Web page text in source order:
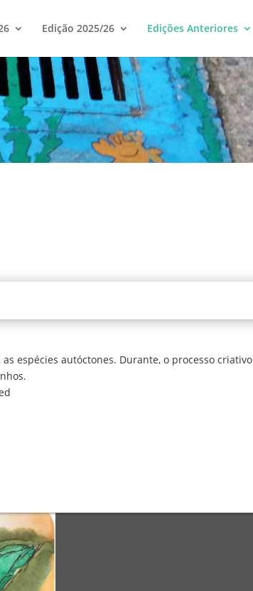
Edição 2025/26 Edições Anteriores
espécies autóctones. Durante, o processo criativo